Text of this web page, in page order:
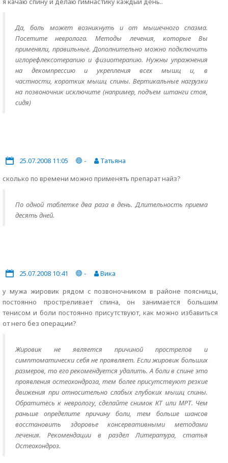
Да, боль может возникнуть и от мышечного спазма.
Посетите невролога. Методы лечения, которые Вы
применяли, правильные. Дополнительно можно подключить
иглорефлексотерапию и физиотерапию. Нужны упражнения
на декомпрессию и укрепления всех мышц и, в
частности, коротких мышц спины. Вертикальные нагрузки
на позвоночник исключите (например, подъем штанги стоя,
сидя)
25.07.2008 11:05 -
Татьяна
сколько по времени можно применять препарат найз?
По одной таблетке два раза в день. Длительность приема
десять дней.
25.07.2008 10:41 -
Вика
у мужа жировик рядом с позвоночником в районе поясницы,
постоянно простреливает спина, он занимается большим
тенисом и боли постоянно присутствуют, как можно избавиться
от него без операции?
Жировик не является причиной прострелов и
симптоматически себя не проявляет. Если жировик больших
размеров, то его рекомендуется удалить. А боли в спине это
проявления остеохондроза, тем более присутствуют резкие
движения при относительно слабых глубоких мышц спины.
Обратитесь к неврологу, сделайте снимок КТ или МРТ. Чем
раньше определите причину боли, тем больше шансов
восстановить здоровье консервативными методами
лечения. Рекомендации в раздел Литература, статья
Остеохондроз.